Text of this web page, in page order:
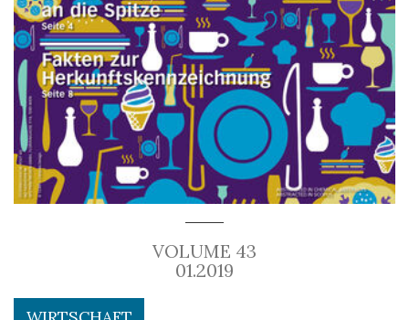
VOLUME 43
01.2019